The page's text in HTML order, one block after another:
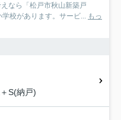
なら「松戸市秋山新築戸
校があります。サービ...
もっ
S(納戸)